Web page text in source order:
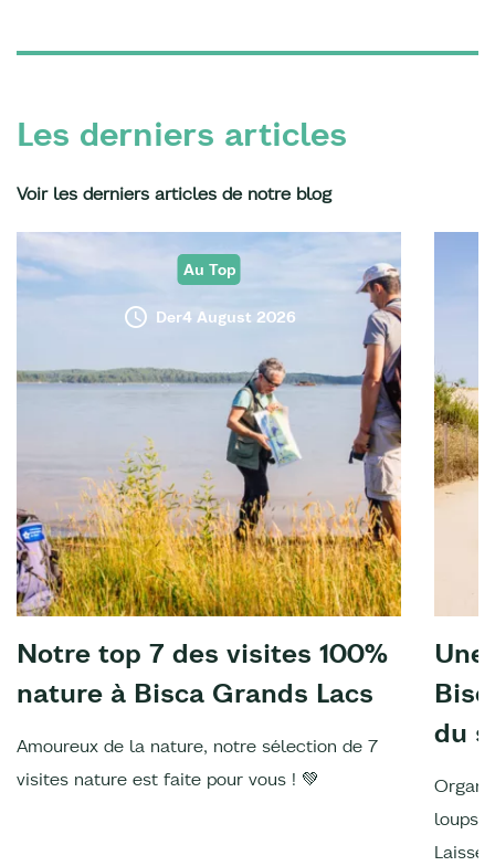
Les derniers articles
Voir les derniers articles de notre blog
Au Top
Der4 August 2026
Notre top 7 des visites 100%
nature à Bisca Grands Lacs
Amoureux de la nature, notre sélection de 7
visites nature est faite pour vous ! 💚
du
loups,